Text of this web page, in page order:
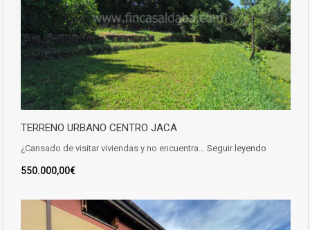
TERRENO URBANO CENTRO JACA
¿Cansado de visitar viviendas y no encuentra… Seguir leyendo
550.000,00€